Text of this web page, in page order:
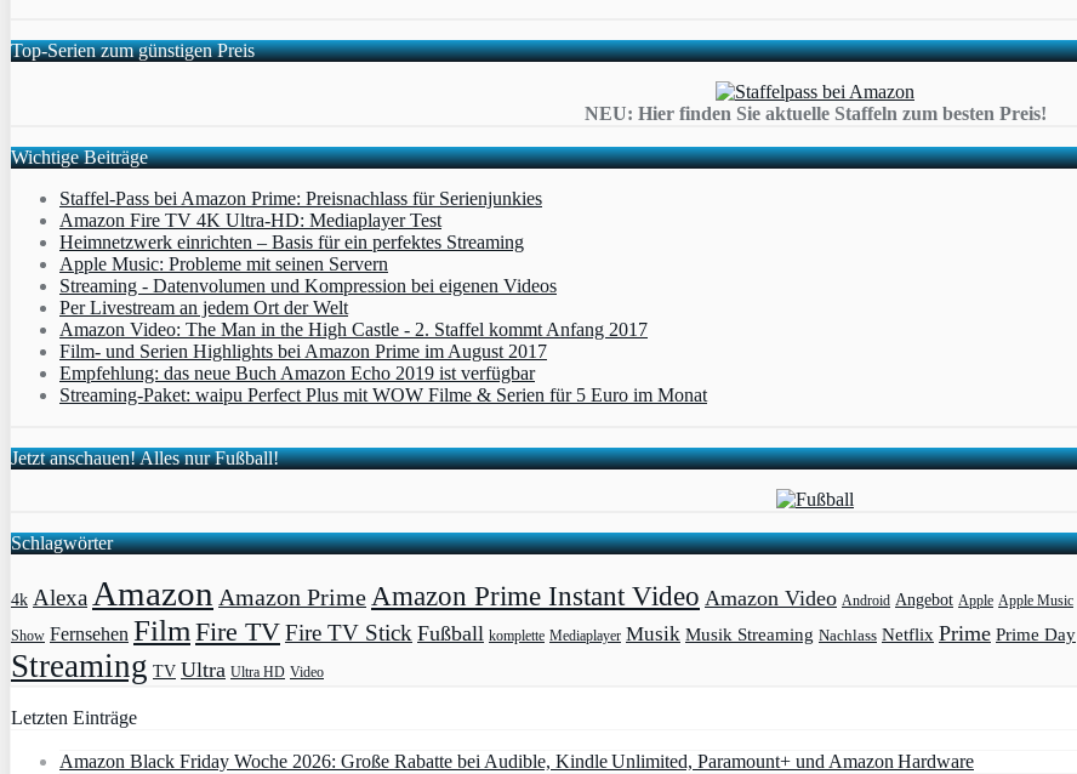
Top-Serien zum günstigen Preis
NEU: Hier finden Sie aktuelle Staffeln zum besten Preis!
Wichtige Beiträge
Staffel-Pass bei Amazon Prime: Preisnachlass für Serienjunkies
Amazon Fire TV 4K Ultra-HD: Mediaplayer Test
Heimnetzwerk einrichten – Basis für ein perfektes Streaming
Apple Music: Probleme mit seinen Servern
Streaming - Datenvolumen und Kompression bei eigenen Videos
Per Livestream an jedem Ort der Welt
Amazon Video: The Man in the High Castle - 2. Staffel kommt Anfang 2017
Film- und Serien Highlights bei Amazon Prime im August 2017
Empfehlung: das neue Buch Amazon Echo 2019 ist verfügbar
Streaming-Paket: waipu Perfect Plus mit WOW Filme & Serien für 5 Euro im Monat
Jetzt anschauen! Alles nur Fußball!
Schlagwörter
4k AlexaAmazon Amazon PrimeAmazon Prime Instant Video Amazon Video Android Angebot Apple Apple Music
Show Fernsehen FilmFire TVFire TV Stick Fußball komplette Mediaplayer Musik Musik Streaming Nachlass Netflix Prime Prime Day
Streaming TV Ultra Ultra HD Video
Letzten Einträge
Amazon Black Friday Woche 2026: Große Rabatte bei Audible, Kindle Unlimited, Paramount+ und Amazon Hardware